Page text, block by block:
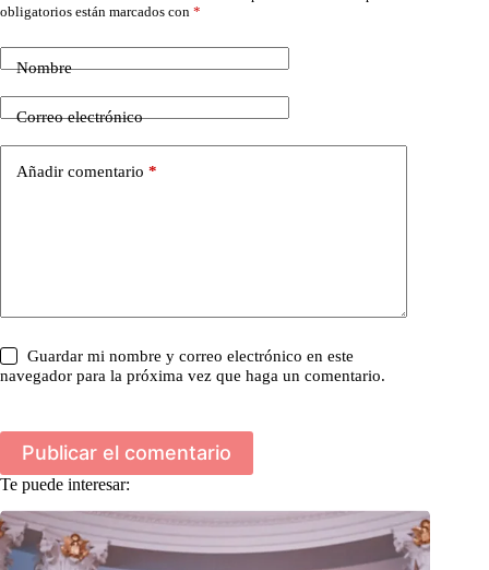
obligatorios están marcados con *
Nombre
Correo electrónico
Añadir comentario *
Guardar mi nombre y correo electrónico en este
navegador para la próxima vez que haga un comentario.
Publicar el comentario
Te puede interesar: